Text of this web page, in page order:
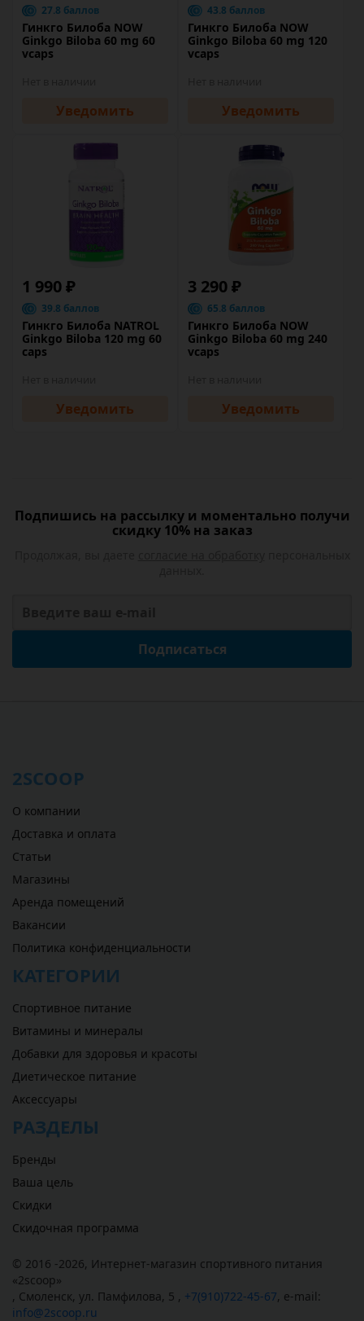
27.8 баллов
Гинкго Билоба NOW
Ginkgo Biloba 60 mg 60
vcaps
Уведомить
43.8 баллов
Гинкго Билоба NOW
Ginkgo Biloba 60 mg 120
vcaps
Уведомить
1 990 ₽
39.8 баллов
Гинкго Билоба NATROL
Ginkgo Biloba 120 mg 60
caps
Уведомить
3 290 ₽
65.8 баллов
Гинкго Билоба NOW
Ginkgo Biloba 60 mg 240
vcaps
Уведомить
Подпишись на рассылку и моментально получи
скидку 10% на заказ
Подписаться
2SCOOP
О компании
Доставка и оплата
Статьи
Магазины
Аренда помещений
Вакансии
Политика конфиденциальности
КАТЕГОРИИ
Спортивное питание
Витамины и минералы
Добавки для здоровья и красоты
Диетическое питание
Аксессуары
РАЗДЕЛЫ
Бренды
Ваша цель
Скидки
Скидочная программа
© 2016 -2026, Интернет-магазин спортивного питания
«2scoop»
, Смоленск, ул. Памфилова, 5 , +7(910)722-45-67, e-mail:
info@2scoop.ru